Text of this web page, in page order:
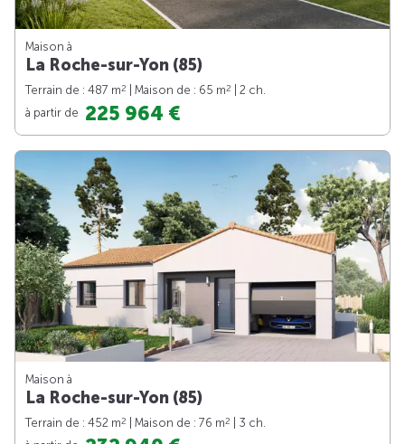
Maison à
La Roche-sur-Yon (85)
Terrain de : 487 m2 | Maison de : 65 m2
| 2 ch.
à partir de 225 964 €
Maison à
La Roche-sur-Yon (85)
Terrain de : 452 m2 | Maison de : 76 m2
| 3 ch.